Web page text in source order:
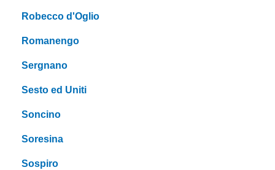
Robecco d'Oglio
Romanengo
Sergnano
Sesto ed Uniti
Soncino
Soresina
Sospiro